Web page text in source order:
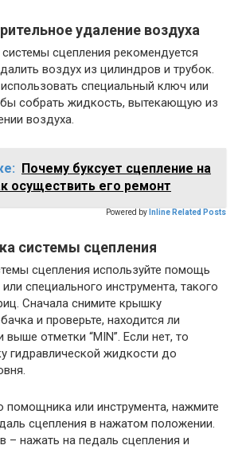
удаление воздуха
сцепления рекомендуется
воздух из цилиндров и трубок.
специальный ключ или
собрать жидкость, вытекающую из
воздуха.
Почему буксует сцепление на
осуществить его ремонт
Powered by Inline Related Posts
системы сцепления
сцепления используйте помощь
специального инструмента, такого
Сначала снимите крышку
и проверьте, находится ли
отметки “MIN”. Если нет, то
гидравлической жидкости до
или инструмента, нажмите
сцепления в нажатом положении.
– нажать на педаль сцепления и